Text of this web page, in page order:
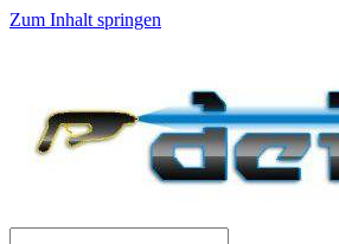
Zum Inhalt springen